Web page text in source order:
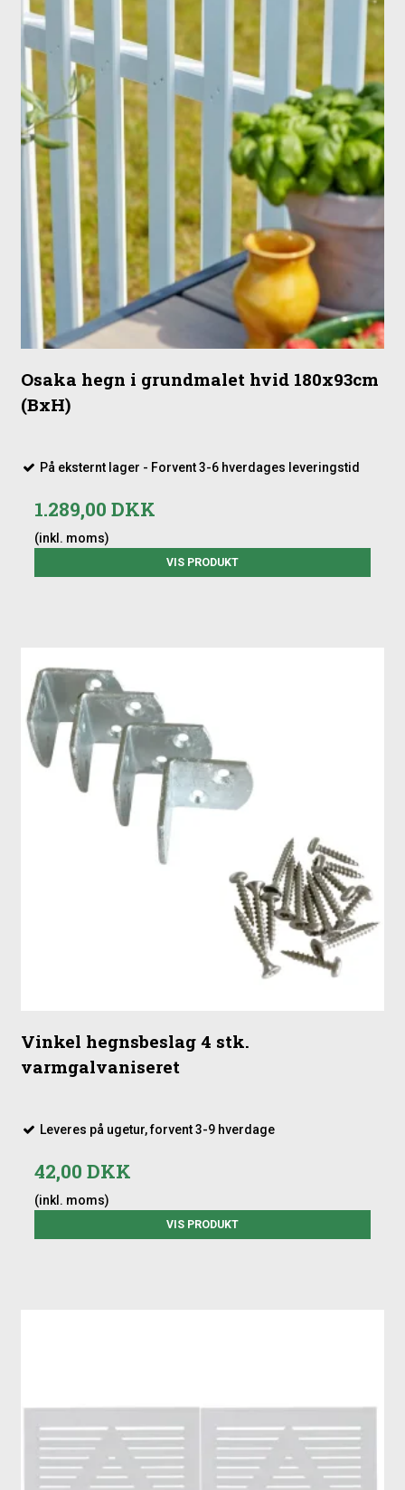
Osaka hegn i grundmalet hvid 180x93cm
(BxH)
På eksternt lager - Forvent 3-6 hverdages leveringstid
1.289,00 DKK
(inkl. moms)
VIS PRODUKT
Vinkel hegnsbeslag 4 stk.
varmgalvaniseret
Leveres på ugetur, forvent 3-9 hverdage
42,00 DKK
(inkl. moms)
VIS PRODUKT